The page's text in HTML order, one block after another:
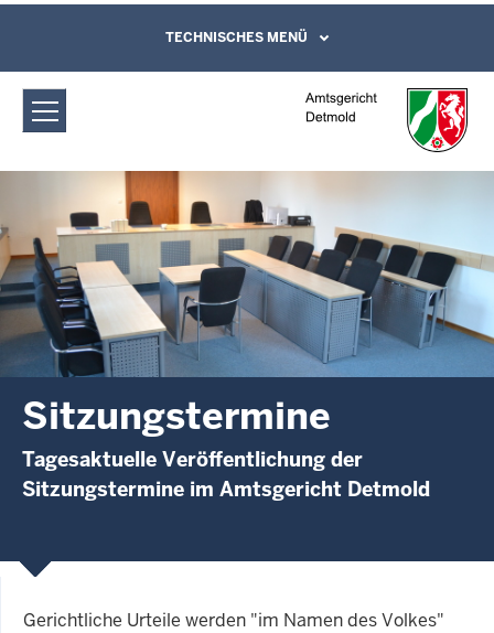
Amtsgericht Detmold: Sitzungstermine
Direkt zum Inhalt
Leichte Sprache, Gebärdensprachenvideo
und Kontaktformular
TECHNISCHES MENÜ
Sitzungstermine
Tagesaktuelle Veröffentlichung der
Sitzungstermine im Amtsgericht Detmold
Gerichtliche Urteile werden "im Namen des Volkes"